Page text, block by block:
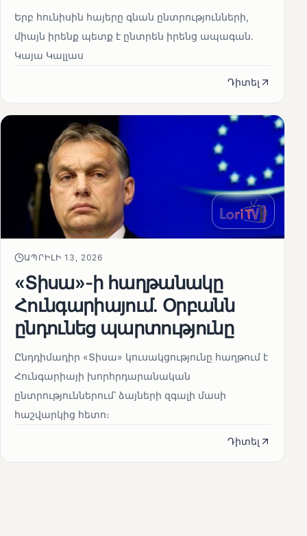
Երբ հունիսին հայերը գնան ընտրությունների,
միայն իրենք պետք է ընտրեն իրենց ապագան.
Կայա Կալլաս
Դիտել
ԱՊՐԻԼԻ 13, 2026
«Տիսա»-ի հաղթանակը
Հունգարիայում․ Օրբանն
ընդունեց պարտությունը
Ընդդիմադիր «Տիսա» կուսակցությունը հաղթում է
Հունգարիայի խորհրդարանական
ընտրություններում՝ ձայների զգալի մասի
հաշվարկից հետո։
Դիտել